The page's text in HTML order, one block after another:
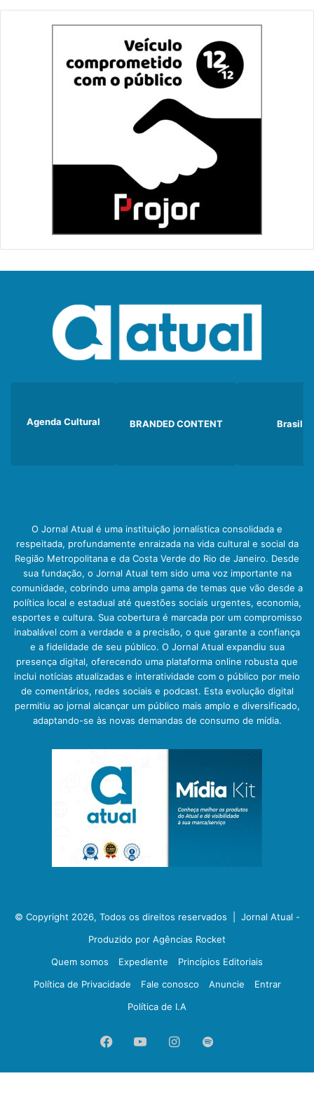
Agenda Cultural BRANDED CONTENT Brasil
O Jornal Atual é uma instituição jornalística consolidada e
respeitada, profundamente enraizada na vida cultural e social da
Região Metropolitana e da Costa Verde do Rio de Janeiro. Desde
sua fundação, o Jornal Atual tem sido uma voz importante na
comunidade, cobrindo uma ampla gama de temas que vão desde a
política local e estadual até questões sociais urgentes, economia,
esportes e cultura. Sua cobertura é marcada por um compromisso
inabalável com a verdade e a precisão, o que garante a confiança
e a fidelidade de seu público. O Jornal Atual expandiu sua
presença digital, oferecendo uma plataforma online robusta que
inclui notícias atualizadas e interatividade com o público por meio
de comentários, redes sociais e podcast. Esta evolução digital
permitiu ao jornal alcançar um público mais amplo e diversificado,
adaptando-se às novas demandas de consumo de mídia.
© Copyright 2026, Todos os direitos reservados | Jornal Atual -
Produzido por Agências Rocket
Quem somos
Expediente
Princípios Editoriais
Política de Privacidade
Fale conosco Anuncie
Entrar
Política de I.A
FacebookYouTubeInstagram
Spotify